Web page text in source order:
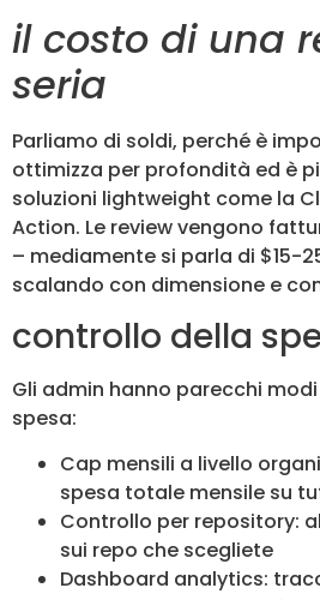
il costo di una
seria
Parliamo di soldi, perché è
ottimizza per profondità ed è
soluzioni lightweight come la
Action. Le review vengono
– mediamente si parla di $15-
scalando con dimensione e
controllo della
Gli admin hanno parecchi
spesa:
Cap mensili a livello
spesa totale mensile su
Controllo per repository:
sui repo che scegliete
Dashboard analytics: